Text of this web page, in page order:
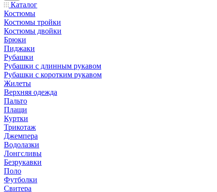
Каталог
Костюмы
Костюмы тройки
Костюмы двойки
Брюки
Пиджаки
Рубашки
Рубашки с длинным рукавом
Рубашки с коротким рукавом
Жилеты
Верхняя одежда
Пальто
Плащи
Куртки
Трикотаж
Джемпера
Водолазки
Лонгсливы
Безрукавки
Поло
Футболки
Свитера